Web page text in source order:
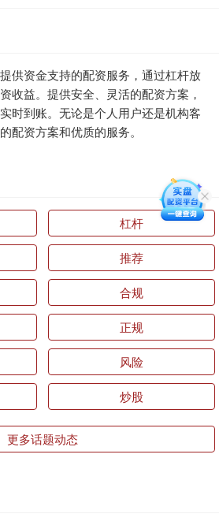
供资金支持的配资服务，通过杠杆放
收益。提供安全、灵活的配资方案，
时到账。无论是个人用户还是机构客
配资方案和优质的服务。
杠杆
推荐
合规
正规
风险
炒股
更多话题动态